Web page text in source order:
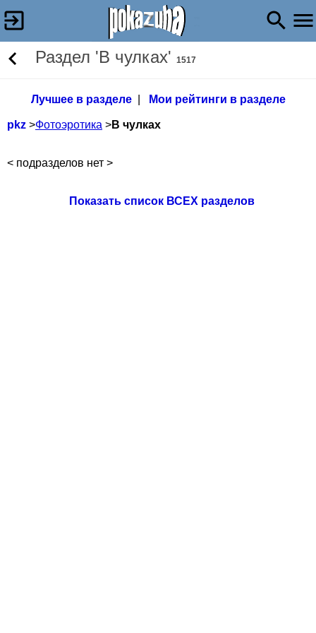
Раздел 'В чулках' 1517
Лучшее в разделе| Мои рейтинги в разделе
pkz >Фотоэротика >В чулках
< подразделов нет >
Показать список ВСЕХ разделов